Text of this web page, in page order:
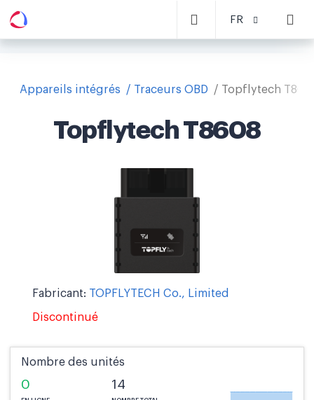
FR
Appareils intégrés Traceurs OBD Topflytech
Topflytech T8608
Fabricant: TOPFLYTECH Co., Limited
Discontinué
Nombre des unités
0 14